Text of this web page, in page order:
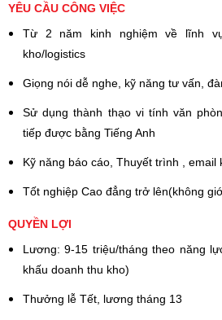
YÊU CẦU CÔNG VIỆC
Từ 2 năm kinh nghiệm về lĩnh
kho/logistics
Giọng nói dễ nghe, kỹ năng tư vấn,
Sử dụng thành thạo vi tính văn
tiếp được bằng Tiếng Anh
Kỹ năng báo cáo, Thuyết trình , email
Tốt nghiệp Cao đẳng trở lên(không
QUYỀN LỢI
Lương: 9-15 triệu/tháng theo năng
khấu doanh thu kho)
Thưởng lễ Tết, lương tháng 13